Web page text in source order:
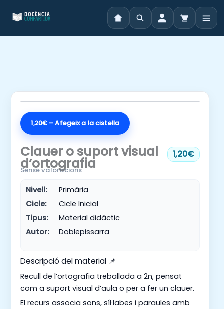
1,20€ – Afegeix a la cistella
Clauer o suport visual
d’ortografia
1,20€
Sense valoracions
Nivell:
Primària
Cicle:
Cicle Inicial
Tipus:
Material didàctic
Autor:
Doblepissarra
Descripció del material 📌
Recull de l’ortografia treballada a 2n, pensat
com a suport visual d’aula o per a fer un clauer.
El recurs associa sons, síl·labes i paraules amb